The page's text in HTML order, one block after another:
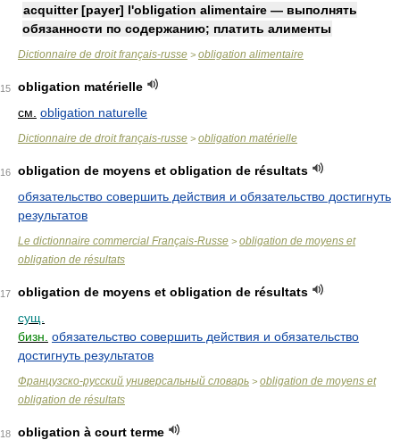
acquitter [payer] l'obligation alimentaire — выполнять
обязанности по содержанию; платить алименты
Dictionnaire de droit français-russe > obligation alimentaire
15
obligation matérielle
см. obligation naturelle
Dictionnaire de droit français-russe > obligation matérielle
16
obligation de moyens et obligation de résultats
обязательство совершить действия и обязательство достигнуть
результатов
Le dictionnaire commercial Français-Russe > obligation de moyens et
obligation de résultats
17
obligation de moyens et obligation de résultats
сущ.
бизн. обязательство совершить действия и обязательство
достигнуть результатов
Французско-русский универсальный словарь > obligation de moyens et
obligation de résultats
18
obligation à court terme